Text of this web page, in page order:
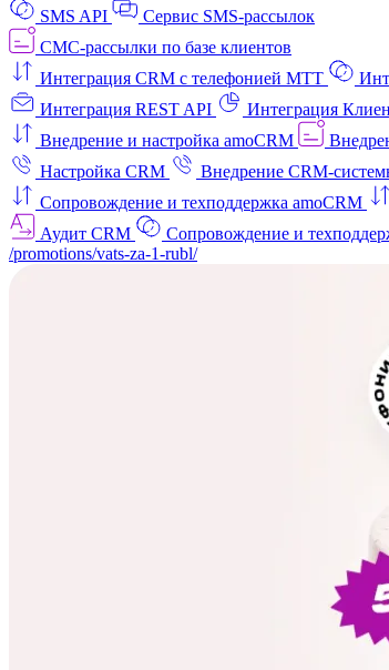
SMS API
Сервис SMS-рассылок
СМС-рассылки по базе клиентов
Интеграция CRM с телефонией МТТ
Интеграция REST API
Интеграция
Внедрение и настройка amoCRM
Настройка CRM
Внедрение CRM-
Сопровождение и техподдержка amoCRM
Аудит CRM
Сопровождение и
/promotions/vats-za-1-rubl/